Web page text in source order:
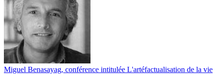
Miguel Benasayag, conférence intitulée L'artéfactualisation de la vie